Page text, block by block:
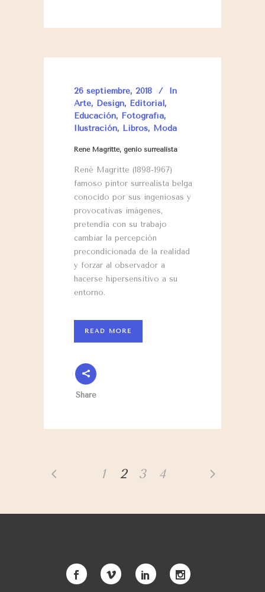
26 septiembre, 2018
In
Arte, Design, Editorial,
Educación, Fotografía,
Ilustración, Libros, Moda
René Magritte, genio surrealista
René Magritte (1898-1967)
famoso pintor surrealista belga
conocido por sus ingeniosas y
provocativas imágenes,
pretendía con su trabajo
cambiar la percepción
precondicionada de la realidad
y forzar al observador a
hacerse hipersensitivo a su
entorno.
READ MORE
Share
1 2 3 4